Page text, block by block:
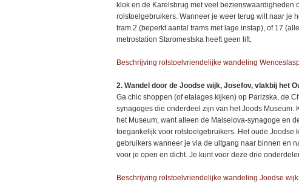
klok en de Karelsbrug met veel bezienswaardigheden
rolstoelgebruikers. Wanneer je weer terug wilt naar je
tram 2 (beperkt aantal trams met lage instap), of 17
metrostation Staromestska heeft geen lift.
Beschrijving rolstoelvriendelijke wandeling
2. Wandel door de Joodse wijk, Josefov, vlakbij het
Ga chic shoppen (of etalages kijken) op Parizska, de
synagoges die onderdeel zijn van het Joods Museum.
het Museum, want alleen de Maiselova-synagoge en
toegankelijk voor rolstoelgebruikers. Het oude Joodse
gebruikers wanneer je via de uitgang naar binnen en
voor je open en dicht. Je kunt voor deze drie
Beschrijving rolstoelvriendelijke wandeling Joodse